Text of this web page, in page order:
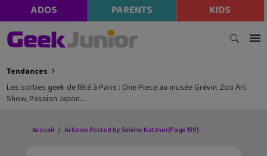
ADOS PARENTS KIDS
Tendances
Les sorties geek de l’été à Paris : One Piece au musée Grévin, Zoo Art
Show, Passion Japon…
Accueil Articles Posted by Solène Kutzner(Page 139)